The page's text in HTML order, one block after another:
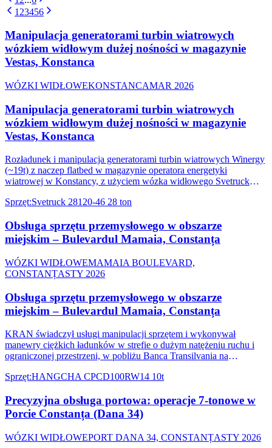
1 23456
Manipulacja generatorami turbin wiatrowych
wózkiem widłowym dużej nośności w magazynie
Vestas, Konstanca
WÓZKI WIDŁOWEKONSTANCAMAR 2026
Manipulacja generatorami turbin wiatrowych
wózkiem widłowym dużej nośności w magazynie
Vestas, Konstanca
Rozładunek i manipulacja generatorami turbin wiatrowych Winergy
(~19t) z naczep flatbed w magazynie operatora energetyki
wiatrowej w Konstancy, z użyciem wózka widłowego Svetruck
Sprzęt:Svetruck 28120-46 28 ton
Obsługa sprzętu przemysłowego w obszarze
miejskim – Bulevardul Mamaia, Constanța
WÓZKI WIDŁOWEMAMAIA BOULEVARD,
CONSTANȚASTY 2026
Obsługa sprzętu przemysłowego w obszarze
miejskim – Bulevardul Mamaia, Constanța
KRAN świadczył usługi manipulacji sprzętem i wykonywał
manewry ciężkich ładunków w strefie o dużym natężeniu ruchu i
ograniczonej przestrzeni, w pobliżu Banca Transilvania na
Sprzęt:HANGCHA CPCD100RW14 10t
Precyzyjna obsługa portowa: operacje 7-tonowe w
Porcie Constanța (Dana 34)
WÓZKI WIDŁOWEPORT DANA 34, CONSTANȚASTY 2026